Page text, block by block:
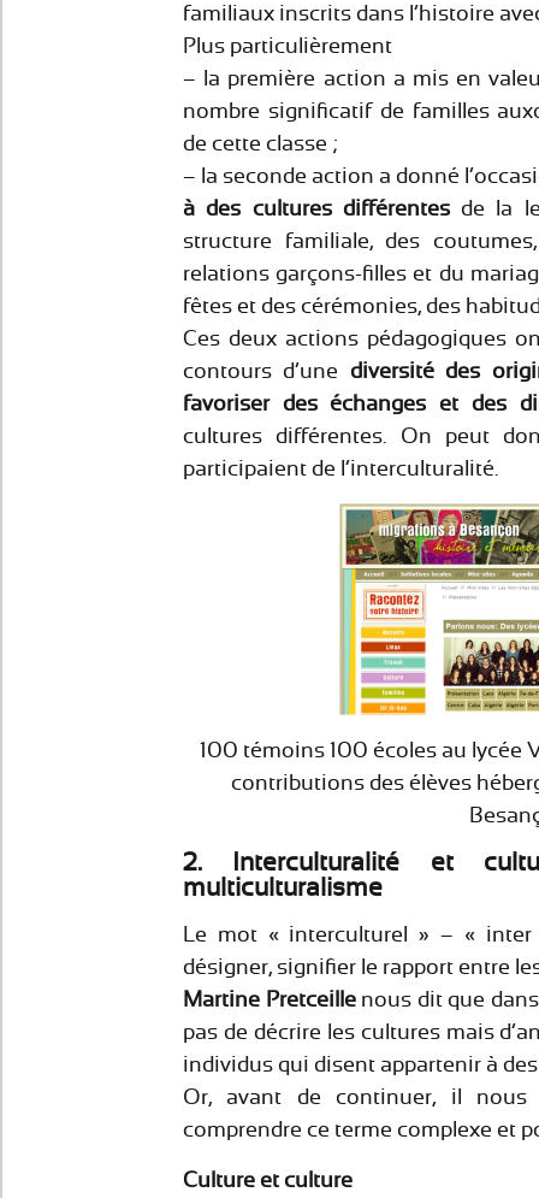
familiaux inscrits dans l’histoire
Plus particulièrement
– la première action a mis en
nombre significatif de familles
de cette classe ;
– la seconde action a donné
à des cultures différentesde la
structure familiale, des
relations garçons-filles et du
fêtes et des cérémonies, des
Ces deux actions pédagogiques
contours d’une diversité des
favoriser des échanges et des
cultures différentes. On peut
participaient de l’interculturalité.
100 témoins 100 écoles au lycée
contributions des élèves
2. Interculturalité et
multiculturalisme
Le mot « interculturel » – «
désigner, signifier le rapport entre
Martine Pretceillenous dit que dans
pas de décrire les cultures mais
individus qui disent appartenir à
Or, avant de continuer, il
comprendre ce terme complexe et
Culture et culture